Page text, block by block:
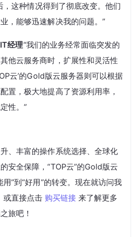
，这种情况得到了彻底改变。他们
，能够迅速解决我的问题。”
经理“我们的业务经常面临突发的
他云服务商时，扩展性和灵活性
云’的Gold版云服务器则可以根据
置，极大地提高了资源利用率，
性。”
、丰富的操作系统选择、全球化
安全保障，“TOP云”的Gold版云
”到“好用”的转变。现在就访问我
或直接点击 购买链接 来了解更多
旅吧！